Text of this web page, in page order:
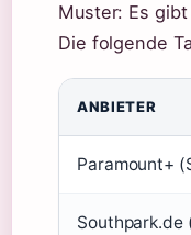
Muster: Es
Die folgende
ANBIETER
Paramount+
Southpark.de